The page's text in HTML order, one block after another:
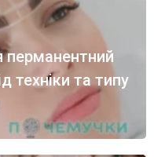
перманентний
техніки та типу